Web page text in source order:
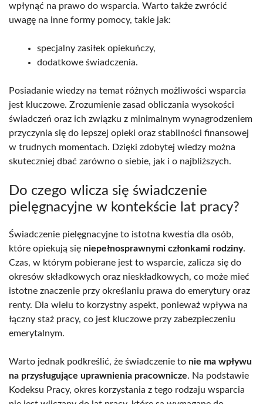
wpłynąć na prawo do wsparcia. Warto także zwrócić
uwagę na inne formy pomocy, takie jak:
specjalny zasiłek opiekuńczy,
dodatkowe świadczenia.
Posiadanie wiedzy na temat różnych możliwości wsparcia
jest kluczowe. Zrozumienie zasad obliczania wysokości
świadczeń oraz ich związku z minimalnym wynagrodzeniem
przyczynia się do lepszej opieki oraz stabilności finansowej
w trudnych momentach. Dzięki zdobytej wiedzy można
skuteczniej dbać zarówno o siebie, jak i o najbliższych.
Do czego wlicza się świadczenie
pielęgnacyjne w kontekście lat pracy?
Świadczenie pielęgnacyjne to istotna kwestia dla osób,
które opiekują się niepełnosprawnymi członkami rodziny.
Czas, w którym pobierane jest to wsparcie, zalicza się do
okresów składkowych oraz nieskładkowych, co może mieć
istotne znaczenie przy określaniu prawa do emerytury oraz
renty. Dla wielu to korzystny aspekt, ponieważ wpływa na
łączny staż pracy, co jest kluczowe przy zabezpieczeniu
emerytalnym.
Warto jednak podkreślić, że świadczenie to nie ma wpływu
na przysługujące uprawnienia pracownicze. Na podstawie
Kodeksu Pracy, okres korzystania z tego rodzaju wsparcia